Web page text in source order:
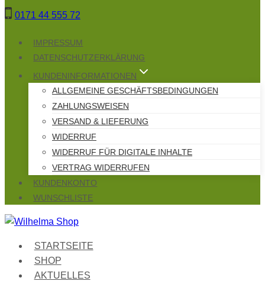
Zum
Inhalt
0171 44 555 72
IMPRESSUM
DATENSCHUTZERKLÄRUNG
KUNDENINFORMATIONEN
ALLGEMEINE GESCHÄFTSBEDINGUNGEN
ZAHLUNGSWEISEN
VERSAND & LIEFERUNG
WIDERRUF
WIDERRUF FÜR DIGITALE INHALTE
VERTRAG WIDERRUFEN
KUNDENKONTO
WUNSCHLISTE
STARTSEITE
SHOP
AKTUELLES